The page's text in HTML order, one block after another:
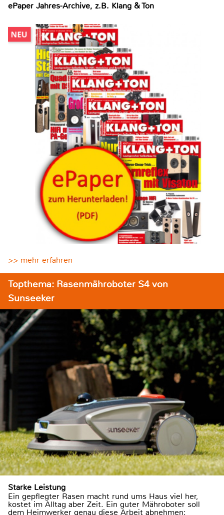
ePaper Jahres-Archive, z.B. Klang & Ton
>> mehr erfahren
Topthema: Rasenmähroboter S4 von
Sunseeker
Starke Leistung
Ein gepflegter Rasen macht rund ums Haus viel her,
kostet im Alltag aber Zeit. Ein guter Mähroboter soll
dem Heimwerker genau diese Arbeit abnehmen: